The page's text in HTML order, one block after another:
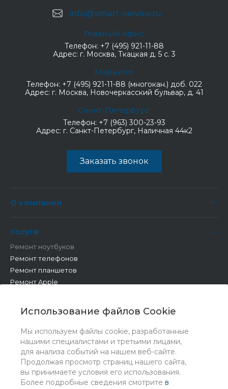
Использование файлов Cookie
Мы используем файлы cookie, разработанные
нашими специалистами и третьими лицами,
для анализа событий на нашем веб-сайте.
Продолжая просмотр страниц нашего сайта,
вы принимаете условия его использования.
Более подробные сведения смотрите в
info@smart-service.ru
Главный офис
Телефон: +7 (495) 921-11-88
Адрес: г. Москва, Ткацкая д. 5 с. 3
Марьино
Телефон: +7 (495) 921-11-88 (многокан.) доб. 022
Адрес: г. Москва, Новочеркасский бульвар, д. 41
Санкт-Петербург
Телефон: +7 (963) 300-23-93
Адрес: г. Санкт-Петербург, Наличная 44к2
Заказать звонок
О компании
Услуги
Ремонт ноутбуков
Ремонт телефонов
Ремонт планшетов
Ремонт Apple